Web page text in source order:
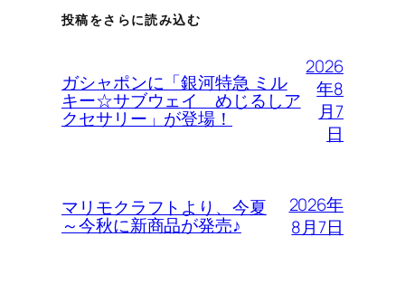
投稿をさらに読み込む
ガシャポンに「銀河特急 ミル
キー☆サブウェイ めじるしア
クセサリー」が登場！
2026
年8
月7
日
マリモクラフトより、今夏
～今秋に新商品が発売♪
2026年
8月7日